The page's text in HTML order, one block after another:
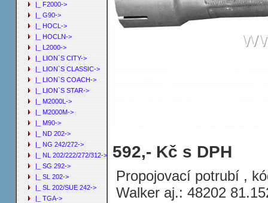
|_ F2000->
|_ G90->
|_ HOCL->
|_ HOCLN->
|_ L2000->
|_ LION`S CITY->
|_ LION`S CLASSIC->
|_ LION`S COACH->
|_ LION`S STAR->
|_ M2000L->
|_ M2000M->
|_ M90->
|_ ND 202->
|_ NG 242/272->
|_ NL 202/222/272/312->
|_ SG 292->
|_ SL 202->
|_ SL 202/SUE 242->
|_ TGA->
Propojovací potrubí MAN TGM 6.9
KAT D0836 LFL ; N08/N16/N18/N26/
592,- Kč s DPH
Propojovací potrubí ,
Walker aj.: 48202